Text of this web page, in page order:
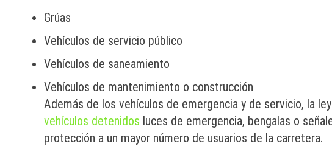
Grúas
Vehículos de servicio público
Vehículos de saneamiento
Vehículos de mantenimiento o construcción
Además de los vehículos de emergencia y de servicio, la
vehículos detenidos luces de emergencia, bengalas o
protección a un mayor número de usuarios de la carretera.